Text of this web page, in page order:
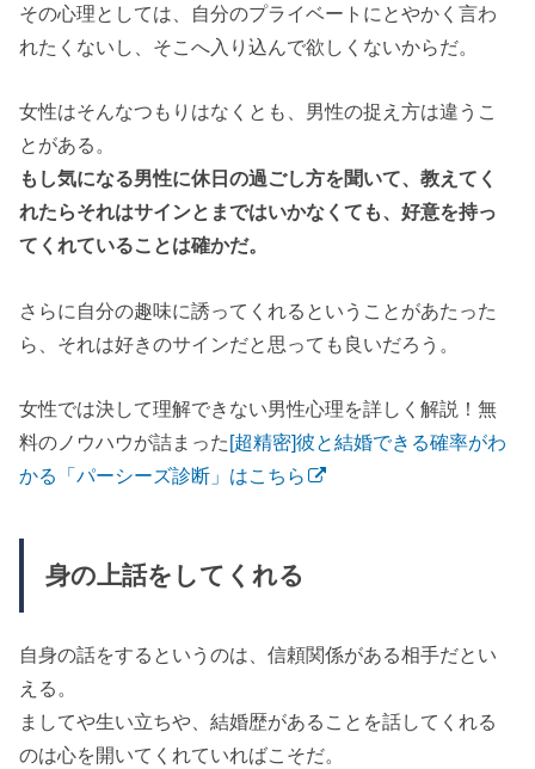
その心理としては、自分のプライベートにとやかく言わ
れたくないし、そこへ入り込んで欲しくないからだ。
女性はそんなつもりはなくとも、男性の捉え方は違うこ
とがある。
もし気になる男性に休日の過ごし方を聞いて、教えてく
れたらそれはサインとまではいかなくても、好意を持っ
てくれていることは確かだ。
さらに自分の趣味に誘ってくれるということがあたった
ら、それは好きのサインだと思っても良いだろう。
女性では決して理解できない男性心理を詳しく解説！無
料のノウハウが詰まった[超精密]彼と結婚できる確率がわ
かる「パーシーズ診断」はこちら
身の上話をしてくれる
自身の話をするというのは、信頼関係がある相手だとい
える。
ましてや生い立ちや、結婚歴があることを話してくれる
のは心を開いてくれていればこそだ。